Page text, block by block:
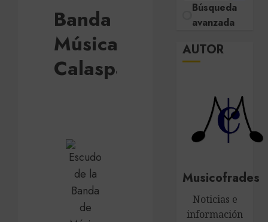
Banda de
Música de
Calasparra
Búsqueda
avanzada
AUTOR
Musicofrades
Noticias e
información